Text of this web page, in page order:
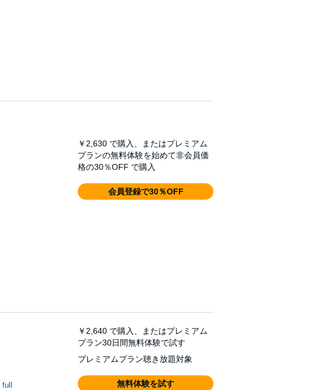
￥2,630 で購入、またはプレミアム
プランの無料体験を始めて非会員価
格の30％OFF で購入
会員登録で30％OFF
full
￥2,640 で購入、またはプレミアム
プラン30日間無料体験で試す
プレミアムプラン聴き放題対象
無料体験を試す